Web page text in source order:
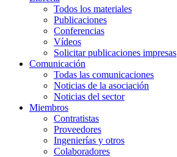
Todos los materiales
Publicaciones
Conferencias
Vídeos
Solicitar publicaciones impresas
Comunicación
Todas las comunicaciones
Noticias de la asociación
Noticias del sector
Miembros
Contratistas
Proveedores
Ingenierías y otros
Colaboradores